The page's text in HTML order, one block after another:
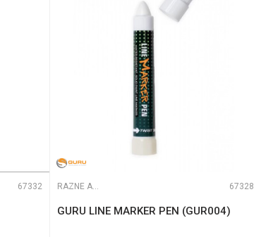
Anti-spam zaštita - izračunajte koliko je 9 - 4 :
67332 RAZNE ALATKE 67328
GURU LINE MARKER PEN (GUR004)